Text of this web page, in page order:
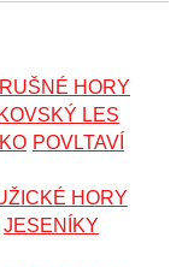
HORY
LES
POVLTAVÍ
HORY
JESENÍKY